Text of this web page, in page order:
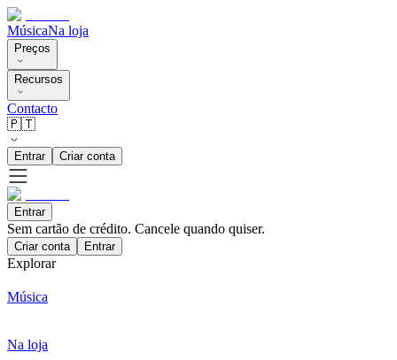
MúsicaNa loja
Preços
Recursos
Contacto
🇵🇹
Entrar Criar conta
Entrar
Sem cartão de crédito. Cancele quando quiser.
Criar conta Entrar
Explorar
Música
Na loja